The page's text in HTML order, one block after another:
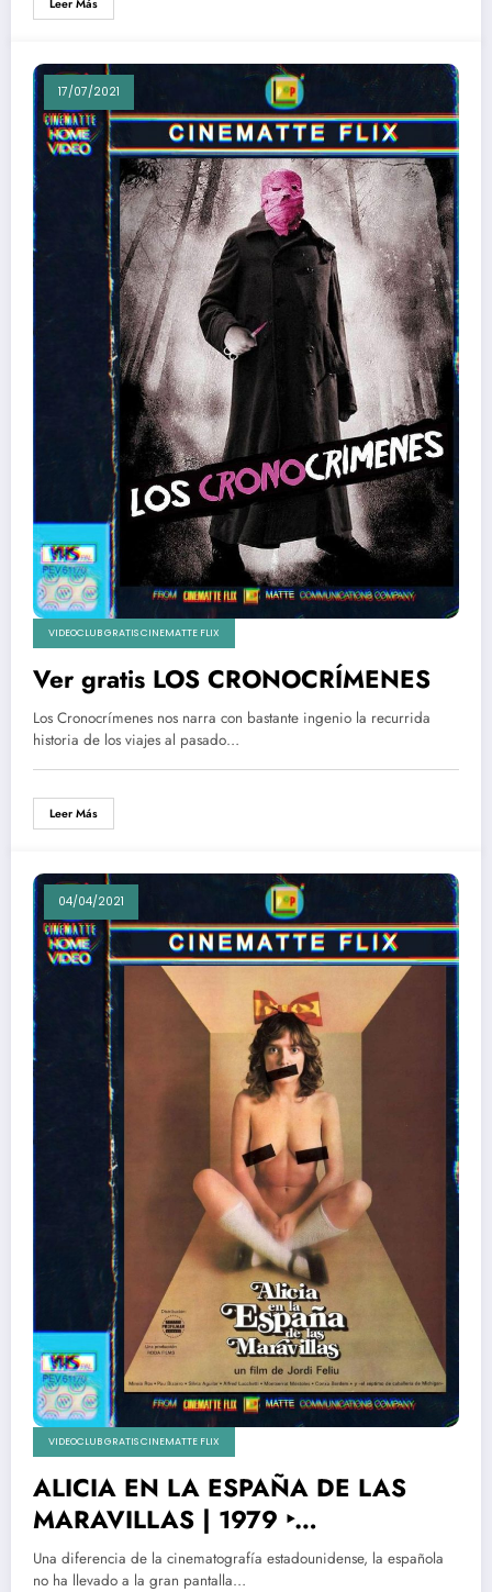
Leer Más
17/07/2021
VIDEOCLUB GRATIS CINEMATTE FLIX
Ver gratis LOS CRONOCRÍMENES
Los Cronocrímenes nos narra con bastante ingenio la recurrida
historia de los viajes al pasado…
Leer Más
04/04/2021
VIDEOCLUB GRATIS CINEMATTE FLIX
ALICIA EN LA ESPAÑA DE LAS
MARAVILLAS | 1979 ‣
Drama/Fantasía ‣ 1h 26m
Una diferencia de la cinematografía estadounidense, la española
no ha llevado a la gran pantalla…